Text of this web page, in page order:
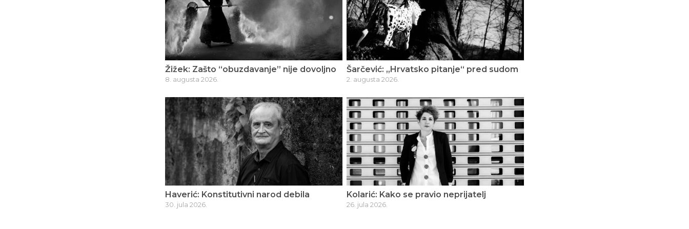
Žižek: Zašto “obuzdavanje” nije dovoljno
8. augusta 2026.
Šarčević: „Hrvatsko pitanje“ pred sudom
2. augusta 2026.
Haverić: Konstitutivni narod debila
30. jula 2026.
Kolarić: Kako se pravio neprijatelj
26. jula 2026.